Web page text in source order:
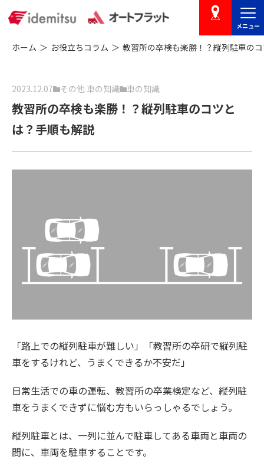
店舗を探す
メニュー
ホーム お役立ちコラム 教習所の卒検も楽勝！？縦列駐車の
2023.12.07 その他 車の知識 車の知識
教習所の卒検も楽勝！？縦列駐車のコツと
は？手順も解説
「路上での縦列駐車が難しい」「教習所の卒研で縦列駐
車をするけれど、うまくできるか不安だ」
日常生活での車の運転、教習所の卒業検定など、縦列駐
車をうまくできずに悩む方もいらっしゃるでしょう。
縦列駐車とは、一列に並んで駐車してある車両と車両の
間に、車両を駐車することです。